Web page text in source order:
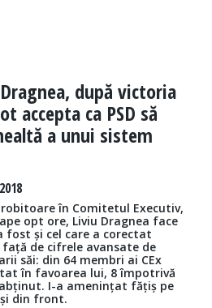
Dragnea, după victoria
accepta ca PSD să
a unui sistem
în Comitetul Executiv,
opt ore, Liviu Dragnea face
fost și cel care a corectat
de cifrele avansate de
săi: din 64 membri ai CEx
în favoarea lui, 8 împotrivă
I-a amenințat fățiș pe
din front.